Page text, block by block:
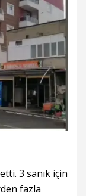
3 sanık için
fazla